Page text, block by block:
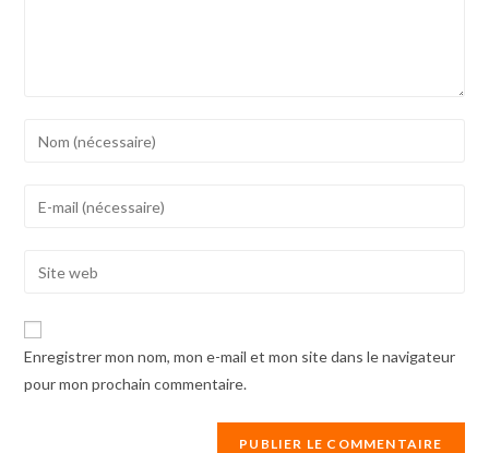
to
address
comment
website
URL
Enregistrer mon nom, mon e-mail et mon site dans le navigateur
pour mon prochain commentaire.